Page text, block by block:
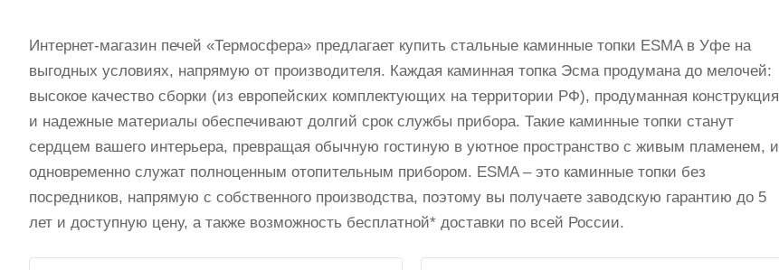
Интернет-магазин печей «Термосфера» предлагает купить стальные каминные топки ESMA в Уфе на
выгодных условиях, напрямую от производителя. Каждая каминная топка Эсма продумана до мелочей:
высокое качество сборки (из европейских комплектующих на территории РФ), продуманная конструкция
и надежные материалы обеспечивают долгий срок службы прибора. Такие каминные топки станут
сердцем вашего интерьера, превращая обычную гостиную в уютное пространство с живым пламенем, и
одновременно служат полноценным отопительным прибором. ESMA – это каминные топки без
посредников, напрямую с собственного производства, поэтому вы получаете заводскую гарантию до 5
лет и доступную цену, а также возможность бесплатной* доставки по всей России.